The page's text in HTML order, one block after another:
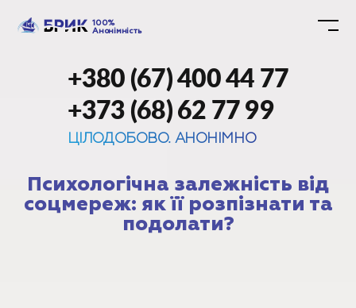
100%
Анонімність
+380 (67) 400 44 77
+373 (68) 62 77 99
ЦІЛОДОБОВО. АНОНІМНО
Психологічна залежність від
соцмереж: як її розпізнати та
подолати?